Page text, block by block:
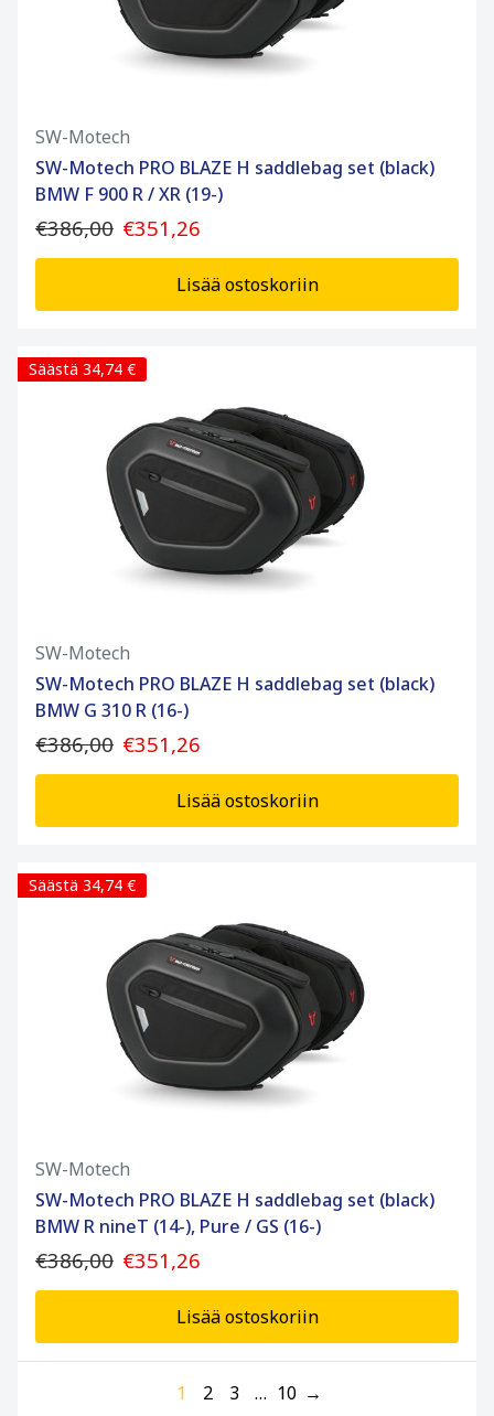
SW-Motech
SW-Motech PRO BLAZE H saddlebag set (black)
BMW F 900 R / XR (19-)
€386,00 €351,26
Lisää ostoskoriin
Säästä 34,74 €
SW-Motech
SW-Motech PRO BLAZE H saddlebag set (black)
BMW G 310 R (16-)
€386,00 €351,26
Lisää ostoskoriin
Säästä 34,74 €
SW-Motech
SW-Motech PRO BLAZE H saddlebag set (black)
BMW R nineT (14-), Pure / GS (16-)
€386,00 €351,26
Lisää ostoskoriin
1 2 3 … 10 →